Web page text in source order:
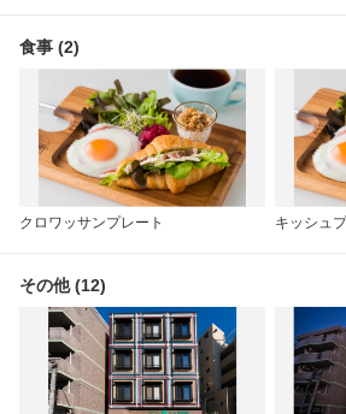
食事 (2)
クロワッサンプレート キッシュ
その他 (12)